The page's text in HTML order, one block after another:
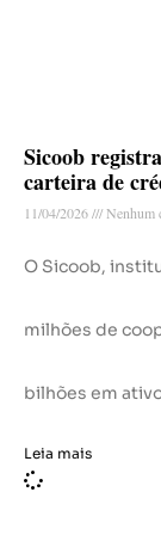
Sicoob
carteira de
11/04/2026 Nenhum
O Sicoob,
milhões de
bilhões em
Leia mais